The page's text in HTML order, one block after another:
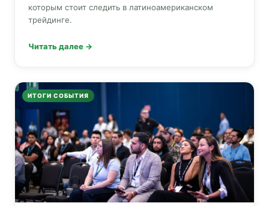
которым стоит следить в латиноамериканском
трейдинге.
Читать далее →
ИТОГИ СОБЫТИЯ